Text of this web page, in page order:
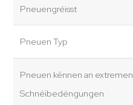
Pneuengréisst
Pneuen Typ
Pneuen kënnen an extremen
Schnéibedéngungen